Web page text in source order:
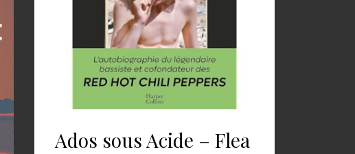
Ados sous Acide – Flea